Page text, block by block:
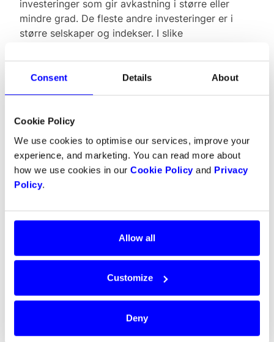
Consent Details About
Cookie Policy
We use cookies to optimise our services, improve your
experience, and marketing. You can read more about
how we use cookies in our Cookie Policy and Privacy
Policy.
Allow all
Customize
Deny
investeringer som gir avkastning i større eller
mindre grad. De fleste andre investeringer er i
større selskaper og indekser. I slike
grad er jeg også opptatt av hva selskapene gjør
på SDG(Sustaibanle Development Goals) siden.
Bærekraft er blitt en viktig faktor for mine
risiko på ulike fronter.
Av mindre selskaper som er i vekstfasen kan jeg
nevne Infima AS. Det jeg så etter her, og som
gjorde at jeg gjerne ville være med, var en
kombinasjon av
Du har lang fartstid fra fintech-
bransjen. Hvilke erfaringer har
du gjort deg og hva er det
viktigste du føler du har lært fra
denne tiden?